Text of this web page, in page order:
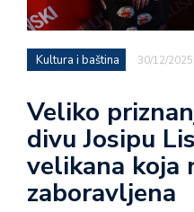
Kultura i baština 30/12/2025
Veliko
divu Josipu
velikana koja
zaboravljena